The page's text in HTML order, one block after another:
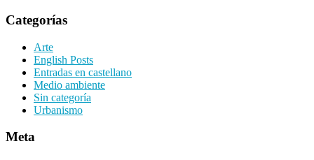
Categorías
Arte
English Posts
Entradas en castellano
Medio ambiente
Sin categoría
Urbanismo
Meta